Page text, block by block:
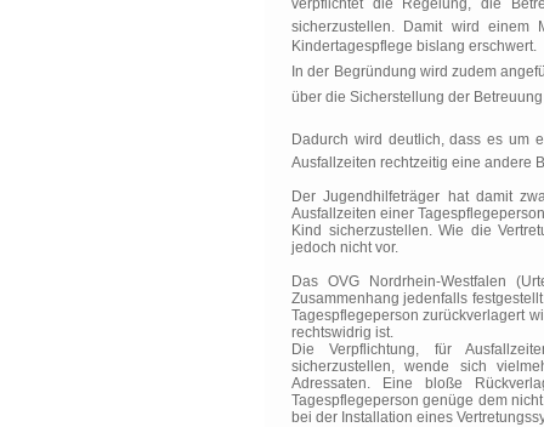
verpflichtet die Regelung, die
sicherzustellen. Damit wird einem
Kindertagespflege bislang erschwert.
In der Begründung wird zudem
über die Sicherstellung der
Dadurch wird deutlich, dass es um
Ausfallzeiten rechtzeitig eine andere
Der Jugendhilfeträger hat damit
Ausfallzeiten einer
Kind sicherzustellen. Wie die
jedoch nicht vor.
Das OVG Nordrhein-Westfalen
Zusammenhang jedenfalls
Tagespflegeperson zurückverlagert
rechtswidrig ist.
Die Verpflichtung, für
sicherzustellen, wende sich
Adressaten. Eine bloße
Tagespflegeperson genüge dem
bei der Installation eines